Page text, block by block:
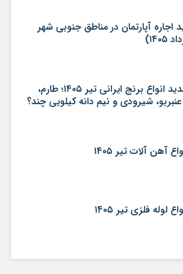
اجاره آپارتمان در مناطق جنوبی شهر
قیمت جدید انواع برنج ایرانی تیر ۱۴۰۵؛ طارم،
شیرودی و نیم دانه کیلویی چند؟
آهن آلات تیر ۱۴۰۵
فلزی تیر ۱۴۰۵